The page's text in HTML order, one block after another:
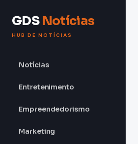
GDSNotícias
HUB DE NOTÍCIAS
Notícias
Entretenimento
Empreendedorismo
Marketing